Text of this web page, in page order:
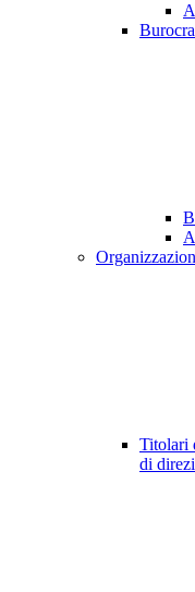
Titolari
di